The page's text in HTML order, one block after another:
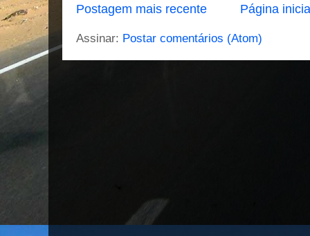
Postagem mais recente Página
Assinar: Postar comentários (Atom)